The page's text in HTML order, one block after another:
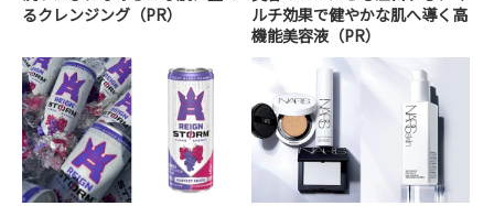
るクレンジング（PR）
ルチ効果で健やかな肌へ導く高
機能美容液（PR）